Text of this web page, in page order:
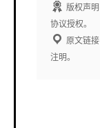
版权声
协议授权。
原文链接
注明。